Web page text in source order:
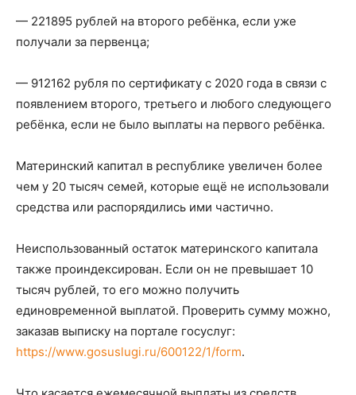
— 221895 рублей на второго ребёнка, если уже
получали за первенца;
— 912162 рубля по сертификату с 2020 года в связи с
появлением второго, третьего и любого следующего
ребёнка, если не было выплаты на первого ребёнка.
Материнский капитал в республике увеличен более
чем у 20 тысяч семей, которые ещё не использовали
средства или распорядились ими частично.
Неиспользованный остаток материнского капитала
также проиндексирован. Если он не превышает 10
тысяч рублей, то его можно получить
единовременной выплатой. Проверить сумму можно,
заказав выписку на портале госуслуг:
https://www.gosuslugi.ru/600122/1/form.